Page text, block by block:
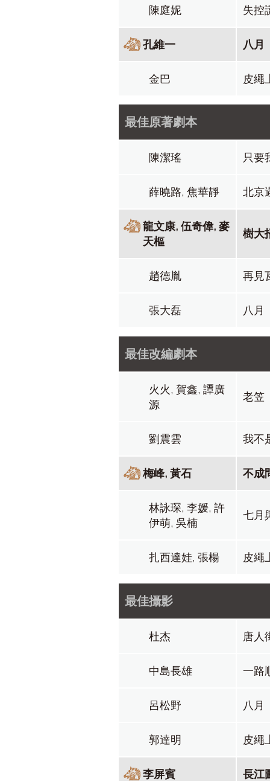
陳庭妮 失控
孔維一 八月
金巴 皮繩
最佳原著劇本
陳潔瑤 只要
薛曉路, 焦華靜 北京
龍文康, 伍奇偉, 麥
天樞
樹大
趙德胤 再見
張大磊 八月
最佳改編劇本
火火, 賀鑫, 譚廣
源
老笠
劉震雲 我不
梅峰, 黃石 不成
林詠琛, 李媛, 許
伊萌, 吳楠
七月
扎西達娃, 張楊 皮繩
最佳攝影
杜杰 唐人
中島長雄 一路
呂松野 八月
郭達明 皮繩
李屏賓 長江